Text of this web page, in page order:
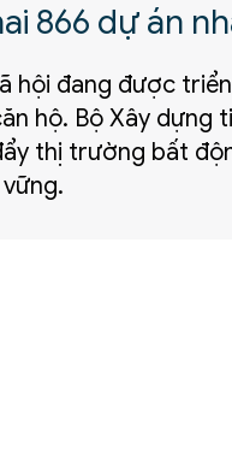
866 dự án
hội đang được
hộ. Bộ Xây dựng
thị trường bất